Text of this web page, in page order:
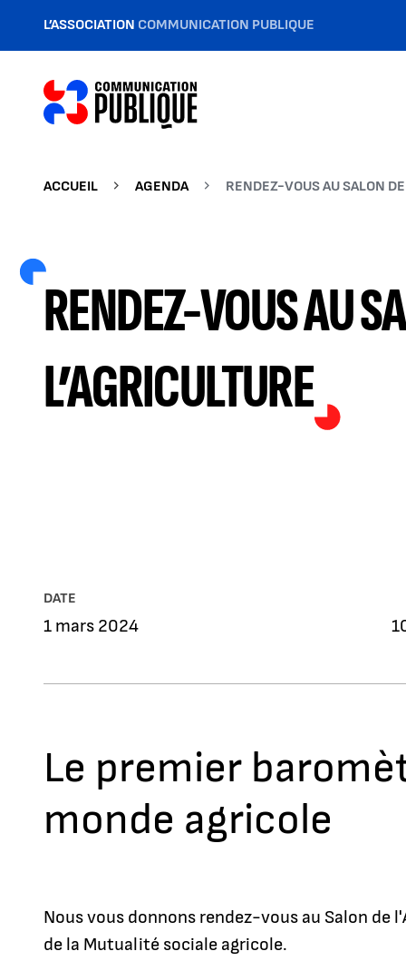
L’ASSOCIATION COMMUNICATION PUBLIQUE
ACCUEIL AGENDA RENDEZ-VOUS AU SALON DE
RENDEZ-VOUS AU
L’AGRICULTURE
DATE
1 mars 2024
Le premier
monde agricole
Nous vous donnons rendez-vous au Salon de
de la Mutualité sociale agricole.